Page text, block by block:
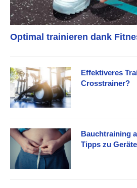
Optimal trainieren dank
Effektiveres
Crosstrainer?
Bauchtraining
Tipps zu